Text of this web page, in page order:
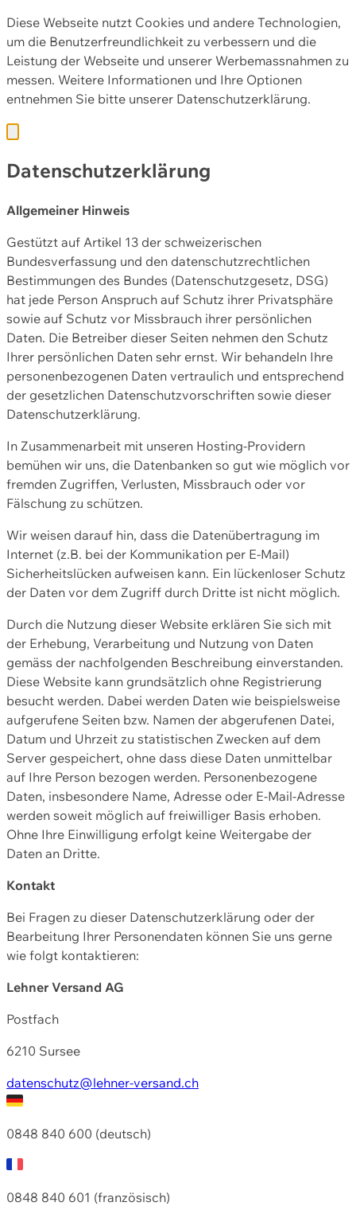
Diese Webseite nutzt Cookies und andere Technologien,
um die Benutzerfreundlichkeit zu verbessern und die
Leistung der Webseite und unserer Werbemassnahmen zu
messen. Weitere Informationen und Ihre Optionen
entnehmen Sie bitte unserer Datenschutzerklärung.
Datenschutzerklärung
Allgemeiner Hinweis
Gestützt auf Artikel 13 der schweizerischen
Bundesverfassung und den datenschutzrechtlichen
Bestimmungen des Bundes (Datenschutzgesetz, DSG)
hat jede Person Anspruch auf Schutz ihrer Privatsphäre
sowie auf Schutz vor Missbrauch ihrer persönlichen
Daten. Die Betreiber dieser Seiten nehmen den Schutz
Ihrer persönlichen Daten sehr ernst. Wir behandeln Ihre
personenbezogenen Daten vertraulich und entsprechend
der gesetzlichen Datenschutzvorschriften sowie dieser
Datenschutzerklärung.
In Zusammenarbeit mit unseren Hosting-Providern
bemühen wir uns, die Datenbanken so gut wie möglich vor
fremden Zugriffen, Verlusten, Missbrauch oder vor
Fälschung zu schützen.
Wir weisen darauf hin, dass die Datenübertragung im
Internet (z.B. bei der Kommunikation per E-Mail)
Sicherheitslücken aufweisen kann. Ein lückenloser Schutz
der Daten vor dem Zugriff durch Dritte ist nicht möglich.
Durch die Nutzung dieser Website erklären Sie sich mit
der Erhebung, Verarbeitung und Nutzung von Daten
gemäss der nachfolgenden Beschreibung einverstanden.
Diese Website kann grundsätzlich ohne Registrierung
besucht werden. Dabei werden Daten wie beispielsweise
aufgerufene Seiten bzw. Namen der abgerufenen Datei,
Datum und Uhrzeit zu statistischen Zwecken auf dem
Server gespeichert, ohne dass diese Daten unmittelbar
auf Ihre Person bezogen werden. Personenbezogene
Daten, insbesondere Name, Adresse oder E-Mail-Adresse
werden soweit möglich auf freiwilliger Basis erhoben.
Ohne Ihre Einwilligung erfolgt keine Weitergabe der
Daten an Dritte.
Kontakt
Bei Fragen zu dieser Datenschutzerklärung oder der
Bearbeitung Ihrer Personendaten können Sie uns gerne
wie folgt kontaktieren:
Lehner Versand AG
Postfach
6210 Sursee
datenschutz@lehner-versand.ch
0848 840 600 (deutsch)
0848 840 601 (französisch)